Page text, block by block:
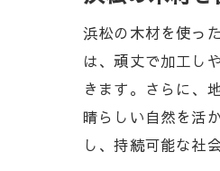
浜松の木材を使っ
は、頑丈で加工し
きます。さらに、
晴らしい自然を活
し、持続可能な社